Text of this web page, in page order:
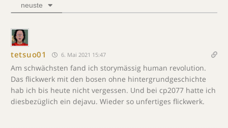
neuste
tetsuo01 6. Mai 2021 15:47
Am schwächsten fand ich storymässig human revolution.
Das flickwerk mit den bosen ohne hintergrundgeschichte
hab ich bis heute nicht vergessen. Und bei cp2077 hatte ich
diesbezüglich ein dejavu. Wieder so unfertiges flickwerk.